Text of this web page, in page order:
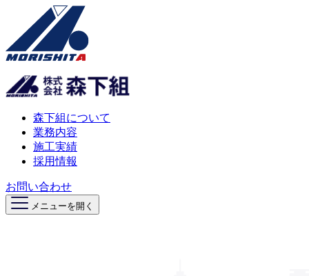
森下組について
業務内容
施工実績
採用情報
お問い合わせ
メニューを開く